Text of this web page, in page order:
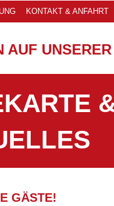
KONTAKT & ANFAHRT
GÄSTE!